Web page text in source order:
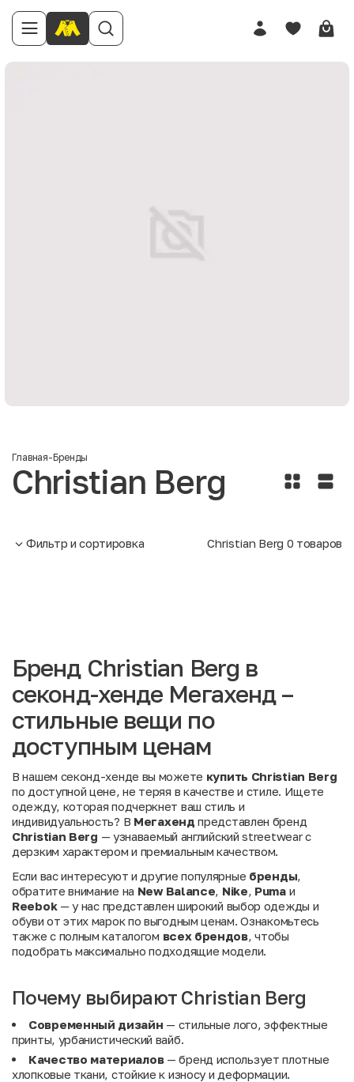
Главная-Бренды
Christian Berg
Фильтр и сортировка Christian Berg 0 товаров
Бренд Christian Berg в
секонд-хенде Мегахенд –
стильные вещи по
доступным ценам
В нашем секонд-хенде вы можете купить Christian Berg
по доступной цене, не теряя в качестве и стиле. Ищете
одежду, которая подчеркнет ваш стиль и
индивидуальность? В Мегахенд представлен бренд
Christian Berg — узнаваемый английский streetwear с
дерзким характером и премиальным качеством.
Если вас интересуют и другие популярные бренды,
обратите внимание на New Balance, Nike, Pumaи
Reebok— у нас представлен широкий выбор одежды и
обуви от этих марок по выгодным ценам. Ознакомьтесь
также с полным каталогом всех брендов, чтобы
подобрать максимально подходящие модели.
Почему выбирают Christian Berg
Современный дизайн — стильные лого, эффектные
принты, урбанистический вайб.
Качество материалов— бренд использует плотные
хлопковые ткани, стойкие к износу и деформации.